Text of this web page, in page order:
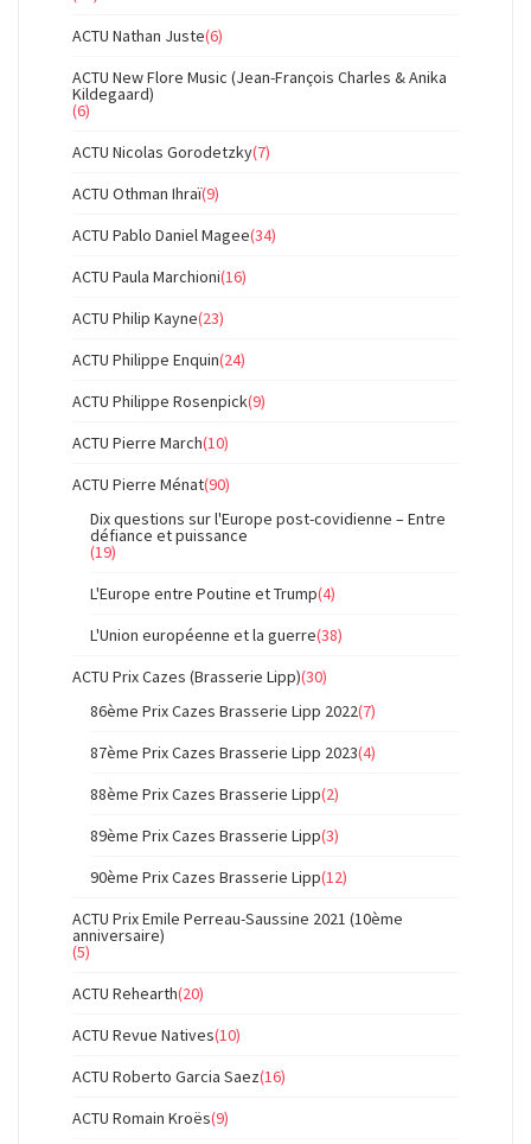
ACTU Nathan Juste(6)
ACTU New Flore Music (Jean-François Charles & Anika
Kildegaard)
(6)
ACTU Nicolas Gorodetzky(7)
ACTU Othman Ihraï(9)
ACTU Pablo Daniel Magee(34)
ACTU Paula Marchioni(16)
ACTU Philip Kayne(23)
ACTU Philippe Enquin(24)
ACTU Philippe Rosenpick(9)
ACTU Pierre March(10)
ACTU Pierre Ménat(90)
Dix questions sur l'Europe post-covidienne – Entre
défiance et puissance
(19)
L'Europe entre Poutine et Trump(4)
L'Union européenne et la guerre(38)
ACTU Prix Cazes (Brasserie Lipp)(30)
86ème Prix Cazes Brasserie Lipp 2022(7)
87ème Prix Cazes Brasserie Lipp 2023(4)
88ème Prix Cazes Brasserie Lipp(2)
89ème Prix Cazes Brasserie Lipp(3)
90ème Prix Cazes Brasserie Lipp(12)
ACTU Prix Emile Perreau-Saussine 2021 (10ème
anniversaire)
(5)
ACTU Rehearth(20)
ACTU Revue Natives(10)
ACTU Roberto Garcia Saez(16)
ACTU Romain Kroës(9)